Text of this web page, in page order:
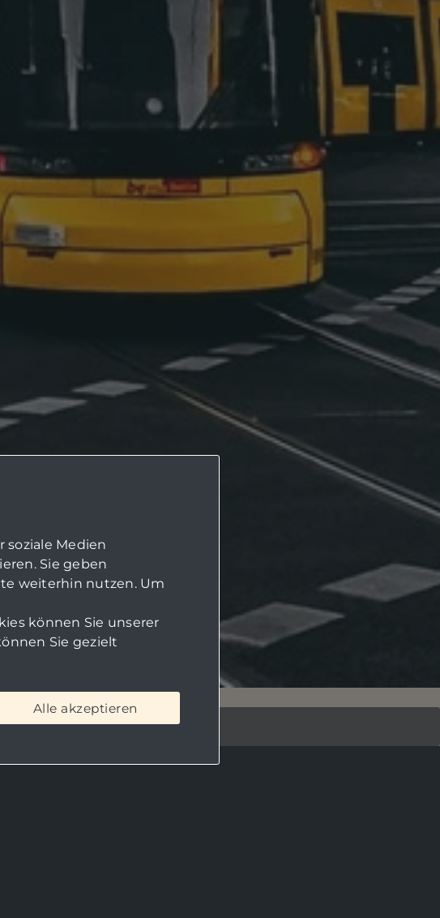
soziale Medien
Sie geben
weiterhin nutzen. Um
können Sie unserer
Sie gezielt
Alle akzeptieren